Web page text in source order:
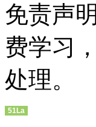
免责声
费学习
处理。
51La